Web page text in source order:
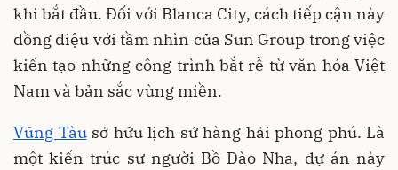
khi bắt đầu. Đối với Blanca City, cách tiếp cận này
đồng điệu với tầm nhìn của Sun Group trong việc
kiến tạo những công trình bắt rễ từ văn hóa Việt
Nam và bản sắc vùng miền.
Vũng Tàusở hữu lịch sử hàng hải phong phú. Là
một kiến trúc sư người Bồ Đào Nha, dự án này